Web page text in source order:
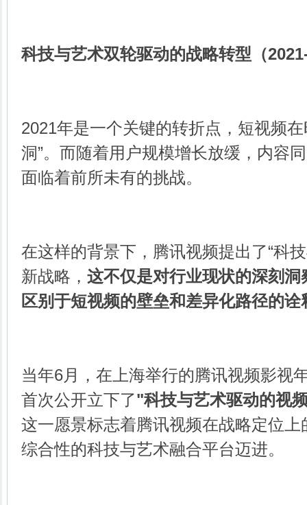
科技与艺术双轮驱动的战略转型（
2021年是一个关键的转折点，短视频
洞”。而随着用户规模增长放缓，内容
面临着前所未有的挑战。
在这样的背景下，腾讯视频提出了“科
新战略， 这不仅是对行业现状的深刻
区别于短视频的壁垒和差异化路径的诠
当年6月，在上海举行的腾讯视频影视
首次公开立下了"科技与艺术驱动的视
这一愿景标志着腾讯视频在战略定位
综合性的科技与艺术融合平台迈进。